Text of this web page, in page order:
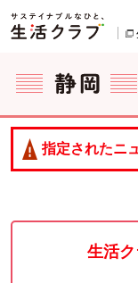
ページの先頭です。
ここからサイト内共
サイト内共通メニュ
サイト内共通メニュ
指定されたニ
生活